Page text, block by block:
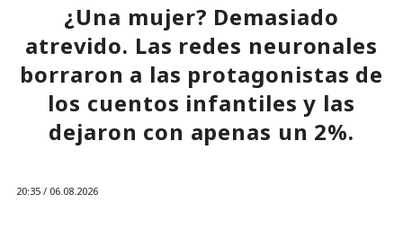
¿Una mujer? Demasiado
atrevido. Las redes neuronales
borraron a las protagonistas de
los cuentos infantiles y las
dejaron con apenas un 2%.
20:35 / 06.08.2026